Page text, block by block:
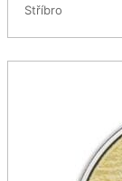
Stříbro